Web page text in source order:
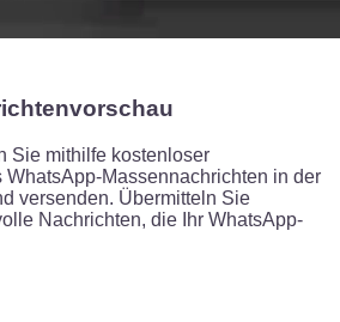
Sie mithilfe kostenloser
Massennachrichten in der
versenden. Übermitteln Sie
Nachrichten, die Ihr WhatsApp-